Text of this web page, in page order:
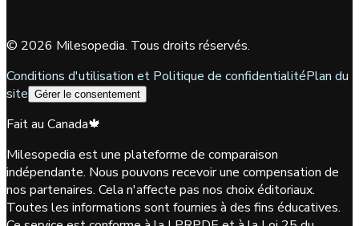
© 2026 Milesopedia. Tous droits réservés.
Conditions d'utilisation et Politique de confidentialitéPlan du
site Gérer le consentement
Fait au Canada🍁
Milesopedia est une plateforme de comparaison
indépendante. Nous pouvons recevoir une compensation de
nos partenaires. Cela n'affecte pas nos choix éditoriaux.
Toutes les informations sont fournies à des fins éducatives.